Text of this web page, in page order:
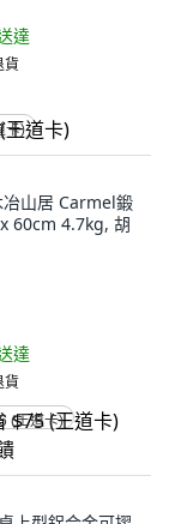
達
貨
卡)
冶山居 Carmel鍛
60cm 4.7kg, 胡
達
貨
(王道卡)